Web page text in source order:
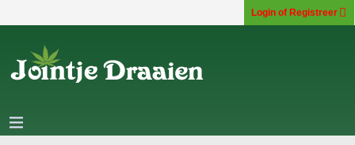
Login of Registreer